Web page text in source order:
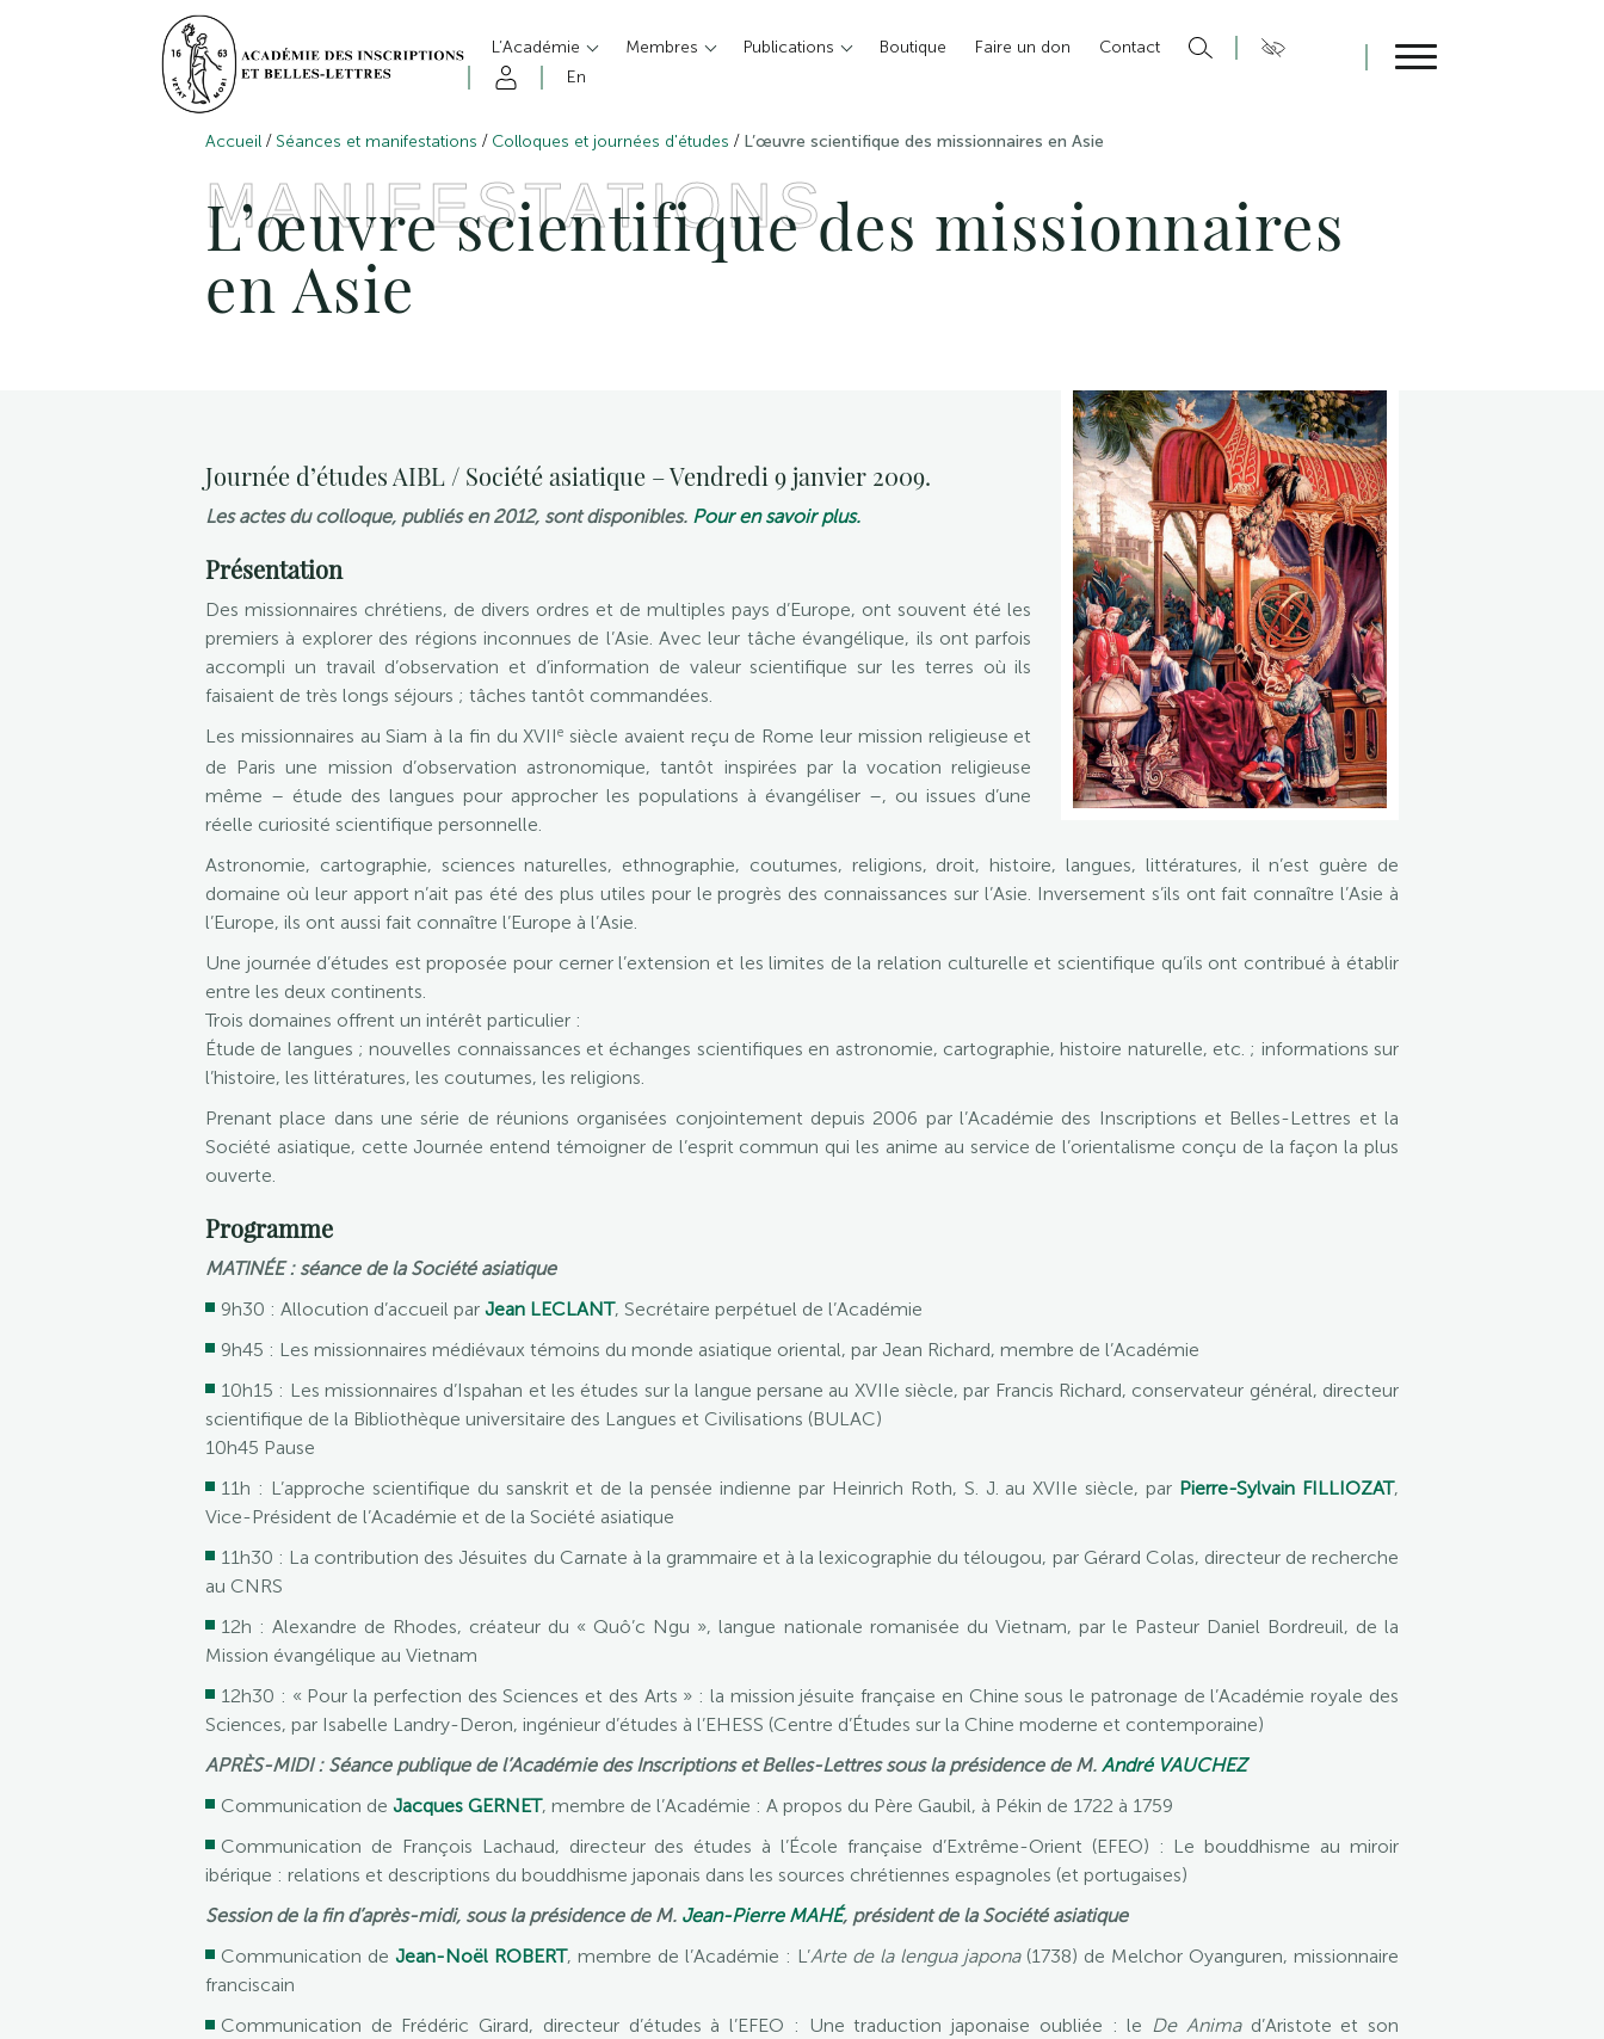
L’Académie Membres Publications Boutique Faire un don
Contact
En
Accueil / Séances et manifestations / Colloques et journées d'études / L’œuvre scientifique des missionnaires en Asie
MANIFESTATIONS
L’œuvre scientifique des missionnaires
en Asie
Journée d’études AIBL / Société asiatique – Vendredi 9 janvier 2009.
Les actes du colloque, publiés en 2012, sont disponibles. Pour en savoir plus.
Présentation
Des missionnaires chrétiens, de divers ordres et de multiples pays d’Europe, ont souvent été les
premiers à explorer des régions inconnues de l’Asie. Avec leur tâche évangélique, ils ont parfois
accompli un travail d’observation et d’information de valeur scientifique sur les terres où ils
faisaient de très longs séjours ; tâches tantôt commandées.
Les missionnaires au Siam à la fin du XVIIe siècle avaient reçu de Rome leur mission religieuse et
de Paris une mission d’observation astronomique, tantôt inspirées par la vocation religieuse
même – étude des langues pour approcher les populations à évangéliser –, ou issues d’une
réelle curiosité scientifique personnelle.
Astronomie, cartographie, sciences naturelles, ethnographie, coutumes, religions, droit, histoire, langues, littératures, il n’est guère de
domaine où leur apport n’ait pas été des plus utiles pour le progrès des connaissances sur l’Asie. Inversement s’ils ont fait connaître l’Asie à
l’Europe, ils ont aussi fait connaître l’Europe à l’Asie.
Une journée d’études est proposée pour cerner l’extension et les limites de la relation culturelle et scientifique qu’ils ont contribué à établir
entre les deux continents.
Trois domaines offrent un intérêt particulier :
Étude de langues ; nouvelles connaissances et échanges scientifiques en astronomie, cartographie, histoire naturelle, etc. ; informations sur
l’histoire, les littératures, les coutumes, les religions.
Prenant place dans une série de réunions organisées conjointement depuis 2006 par l’Académie des Inscriptions et Belles-Lettres et la
Société asiatique, cette Journée entend témoigner de l’esprit commun qui les anime au service de l’orientalisme conçu de la façon la plus
ouverte.
Programme
MATINÉE : séance de la Société asiatique
9h30 : Allocution d’accueil par Jean LECLANT, Secrétaire perpétuel de l’Académie
9h45 : Les missionnaires médiévaux témoins du monde asiatique oriental, par Jean Richard, membre de l’Académie
10h15 : Les missionnaires d’Ispahan et les études sur la langue persane au XVIIe siècle, par Francis Richard, conservateur général, directeur
scientifique de la Bibliothèque universitaire des Langues et Civilisations (BULAC)
10h45 Pause
11h : L’approche scientifique du sanskrit et de la pensée indienne par Heinrich Roth, S. J. au XVIIe siècle, par Pierre-Sylvain FILLIOZAT,
Vice-Président de l’Académie et de la Société asiatique
11h30 : La contribution des Jésuites du Carnate à la grammaire et à la lexicographie du télougou, par Gérard Colas, directeur de recherche
au CNRS
12h : Alexandre de Rhodes, créateur du « Quô’c Ngu », langue nationale romanisée du Vietnam, par le Pasteur Daniel Bordreuil, de la
Mission évangélique au Vietnam
12h30 : « Pour la perfection des Sciences et des Arts » : la mission jésuite française en Chine sous le patronage de l’Académie royale des
Sciences, par Isabelle Landry-Deron, ingénieur d’études à l’EHESS (Centre d’Études sur la Chine moderne et contemporaine)
APRÈS-MIDI : Séance publique de l’Académie des Inscriptions et Belles-Lettres sous la présidence de M. André VAUCHEZ
Communication de Jacques GERNET, membre de l’Académie : A propos du Père Gaubil, à Pékin de 1722 à 1759
Communication de François Lachaud, directeur des études à l’École française d’Extrême-Orient (EFEO) : Le bouddhisme au miroir
ibérique : relations et descriptions du bouddhisme japonais dans les sources chrétiennes espagnoles (et portugaises)
Session de la fin d’après-midi, sous la présidence de M. Jean-Pierre MAHÉ, président de la Société asiatique
Communication de Jean-Noël ROBERT, membre de l’Académie : L’Arte de la lengua japona(1738) de Melchor Oyanguren, missionnaire
franciscain
Communication de Frédéric Girard, directeur d’études à l’EFEO : Une traduction japonaise oubliée : le De Animad’Aristote et son